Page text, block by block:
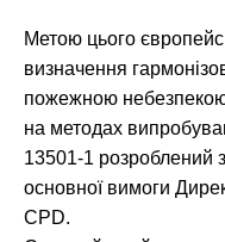
Метою цього
визначення
пожежною
на методах
13501-1 розроблений з
основної вимоги
CPD.